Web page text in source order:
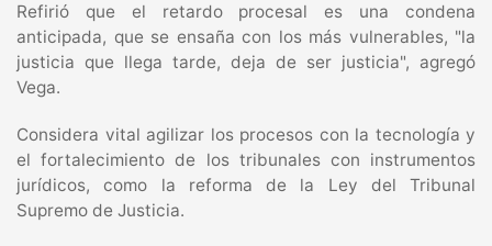
Refirió que el retardo procesal es una condena
anticipada, que se ensaña con los más vulnerables, "la
justicia que llega tarde, deja de ser justicia", agregó
Vega.
Considera vital agilizar los procesos con la tecnología y
el fortalecimiento de los tribunales con instrumentos
jurídicos, como la reforma de la Ley del Tribunal
Supremo de Justicia.